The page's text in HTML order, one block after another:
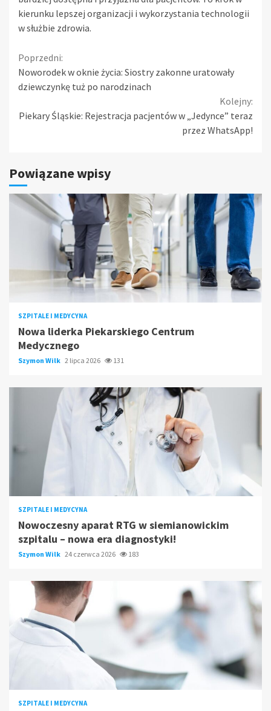
kierunku lepszej organizacji i wykorzystania technologii
w służbie zdrowia.
Continue
Reading
Poprzedni:
Noworodek w oknie życia: Siostry zakonne uratowały
dziewczynkę tuż po narodzinach
Kolejny:
Piekary Śląskie: Rejestracja pacjentów w „Jedynce” teraz
przez WhatsApp!
Powiązane wpisy
SZPITALE I MEDYCYNA
Nowa liderka Piekarskiego Centrum
Medycznego
Szymon Wilk 2 lipca 2026 131
SZPITALE I MEDYCYNA
Nowoczesny aparat RTG w siemianowickim
szpitalu – nowa era diagnostyki!
Szymon Wilk 24 czerwca 2026 183
SZPITALE I MEDYCYNA